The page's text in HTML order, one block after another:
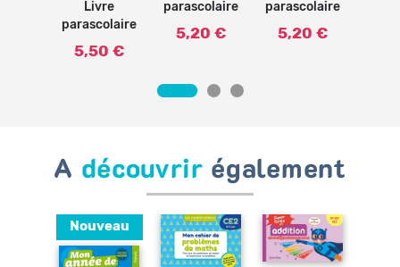
Livre
parascolaire
5,50 €
parascolaire
5,20 €
parascolaire
5,20 €
A découvrir également
Nouveau
Ajouter
au